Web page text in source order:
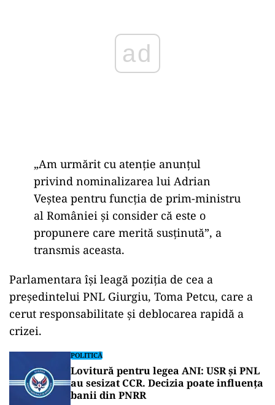
„Am urmărit cu atenție anunțul
privind nominalizarea lui Adrian
Veștea pentru funcția de prim-ministru
al României și consider că este o
propunere care merită susținută”, a
transmis aceasta.
Parlamentara își leagă poziția de cea a
președintelui PNL Giurgiu, Toma Petcu, care a
cerut responsabilitate și deblocarea rapidă a
crizei.
POLITICĂ
Lovitură pentru legea ANI: USR și PNL
au sesizat CCR. Decizia poate influența
banii din PNRR